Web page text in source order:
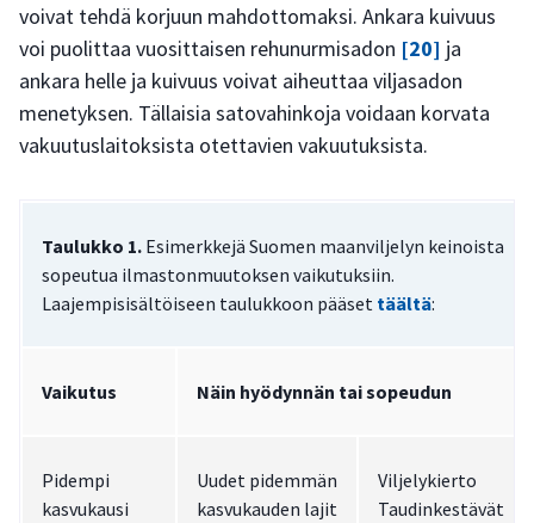
voivat tehdä korjuun mahdottomaksi. Ankara kuivuus
voi puolittaa vuosittaisen rehunurmisadon [20] ja
ankara helle ja kuivuus voivat aiheuttaa viljasadon
menetyksen. Tällaisia satovahinkoja voidaan korvata
vakuutuslaitoksista otettavien vakuutuksista.
Taulukko 1. Esimerkkejä Suomen maanviljelyn keinoista
sopeutua ilmastonmuutoksen vaikutuksiin.
Laajempisisältöiseen taulukkoon pääset täältä:
Vaikutus Näin hyödynnän tai sopeudun
Pidempi
kasvukausi
Uudet pidemmän
kasvukauden lajit
Viljelykierto
Taudinkestävät